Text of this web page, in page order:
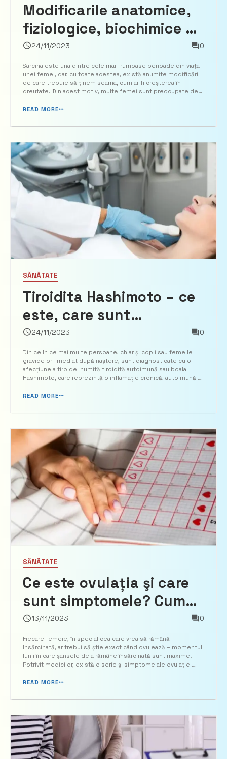
Modificarile anatomice,
fiziologice, biochimice si
psihologice în timpul
sarcinii – una dintre cele
mai frumoase perioade
24/11/2023 0
Sarcina este una dintre cele mai frumoase perioade din viața
unei femei, dar, cu toate acestea, există anumite modificări
de care trebuie să ținem seama, cum ar fi creșterea în
greutate. Din acest motiv, multe femei sunt preocupate de
ca exista doua optiuni de nasteri. [&helli...
READ MORE
SĂNĂTATE
Tiroidita Hashimoto – ce
este, care sunt
simptomele și cum se
tratează
24/11/2023 0
Din ce în ce mai multe persoane, chiar și copii sau femeile
gravide ori imediat după naștere, sunt diagnosticate cu o
afecțiune a tiroidei numită tiroidită autoimună sau boala
Hashimoto, care reprezintă o inflamație cronică, autoimună a
mai frecvent tip de tiroidită și cea mai ...
READ MORE
SĂNĂTATE
Ce este ovulația şi care
sunt simptomele? Cum
se calculează momentele
cele mai bune pentru
fertilitate
13/11/2023 0
Fiecare femeie, în special cea care vrea să rămână
însărcinată, ar trebui să știe exact când ovulează – momentul
lunii în care șansele de a rămâne însărcinată sunt maxime.
Potrivit medicilor, există o serie şi simptome ale ovulației
femeie poate concepe numai în timpul [...
READ MORE